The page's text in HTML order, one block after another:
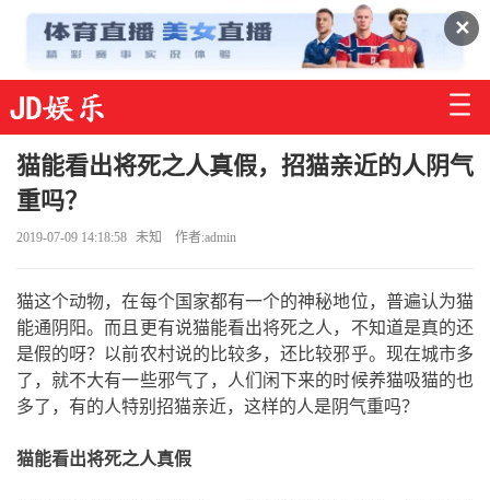
✕
猫能看出将死之人真假，招猫亲近的人阴气
重吗？
2019-07-09 14:18:58 未知 作者:admin
猫这个动物，在每个国家都有一个的神秘地位，普遍认为猫
能通阴阳。而且更有说猫能看出将死之人，不知道是真的还
是假的呀？以前农村说的比较多，还比较邪乎。现在城市多
了，就不大有一些邪气了，人们闲下来的时候养猫吸猫的也
多了，有的人特别招猫亲近，这样的人是阴气重吗？
猫能看出将死之人真假